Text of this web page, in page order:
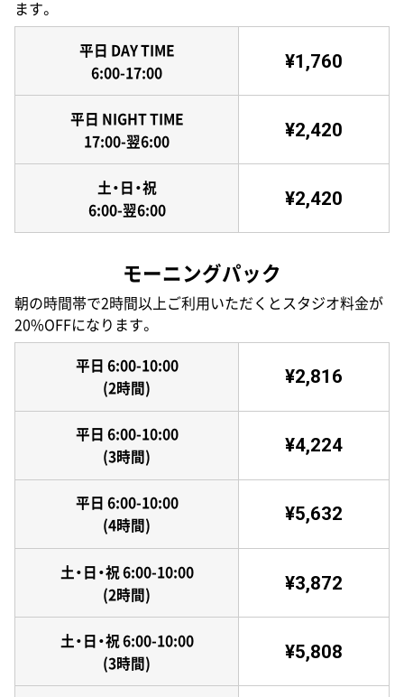
ます。
平日 DAY TIME
6:00-17:00
¥1,760
平日 NIGHT TIME
17:00-翌6:00
¥2,420
土・日・祝
6:00-翌6:00
¥2,420
モーニングパック
朝の時間帯で2時間以上ご利用いただくとスタジオ料金が
20%OFFになります。
平日 6:00-10:00
(2時間)
¥2,816
平日 6:00-10:00
(3時間)
¥4,224
平日 6:00-10:00
(4時間)
¥5,632
土・日・祝 6:00-10:00
(2時間)
¥3,872
土・日・祝 6:00-10:00
(3時間)
¥5,808